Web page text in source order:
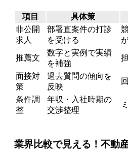
項目 具体策
非公開
求人
部署直案件の打診
を受ける
推薦文
数字と実例で実績
を補強
面接対
策
過去質問の傾向を
反映
条件調
整
年収・入社時期の
交渉整理
業界比較で見える！不動